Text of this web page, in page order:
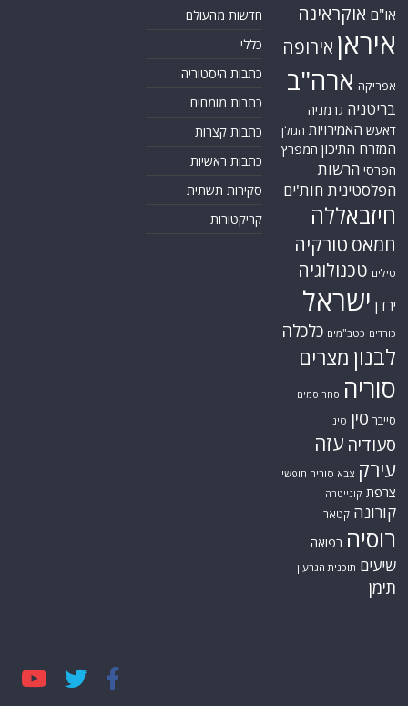
או"ם אוקראינה
איראן אירופה
אפריקה ארה"ב
בריטניה גרמניה
דאעש האמירויות הגולן
המזרח התיכון המפרץ
הפרסי הרשות
הפלסטינית חות'ים
חיזבאללה
חמאס טורקיה
טילים טכנולוגיה
ירדן ישראל
כורדים כטב"מים כלכלה
לבנון מצרים
סוריה סחר סמים
סייבר סין סיני
סעודיה עזה
עירק צבא סוריה חופשי
צרפת קונייטרה
קורונה קטאר
רוסיה רפואה
שיעים תוכנית הגרעין
תימן
חדשות מהעולם
כללי
כתבות היסטוריה
כתבות מומחים
כתבות קצרות
כתבות ראשיות
סקירות תשתית
קריקטורות